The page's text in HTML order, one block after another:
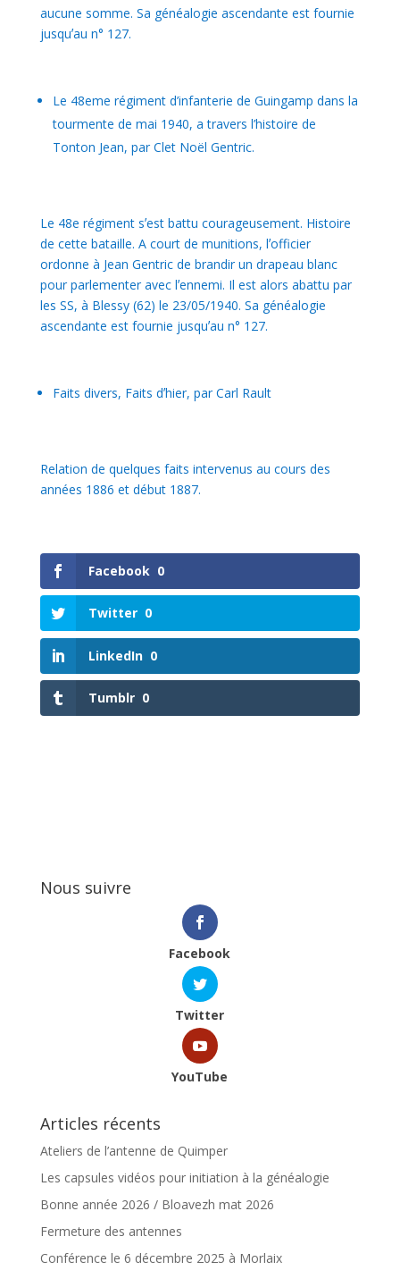
aucune somme. Sa généalogie ascendante est fournie
jusquʼau n° 127.
Le 48eme régiment d’infanterie de Guingamp dans la
tourmente de mai 1940, a travers l’histoire de
Tonton Jean, par Clet Noël Gentric.
Le 48e régiment sʼest battu courageusement. Histoire
de cette bataille. A court de munitions, lʼofficier
ordonne à Jean Gentric de brandir un drapeau blanc
pour parlementer avec lʼennemi. Il est alors abattu par
les SS, à Blessy (62) le 23/05/1940. Sa généalogie
ascendante est fournie jusquʼau n° 127.
Faits divers, Faits dʼhier, par Carl Rault
Relation de quelques faits intervenus au cours des
années 1886 et début 1887.
Facebook 0
Twitter 0
LinkedIn 0
Tumblr 0
Nous suivre
Facebook
Twitter
YouTube
Articles récents
Ateliers de l’antenne de Quimper
Les capsules vidéos pour initiation à la généalogie
Bonne année 2026 / Bloavezh mat 2026
Fermeture des antennes
Conférence le 6 décembre 2025 à Morlaix